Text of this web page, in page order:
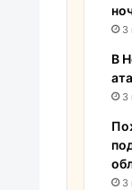
3
В
3
3